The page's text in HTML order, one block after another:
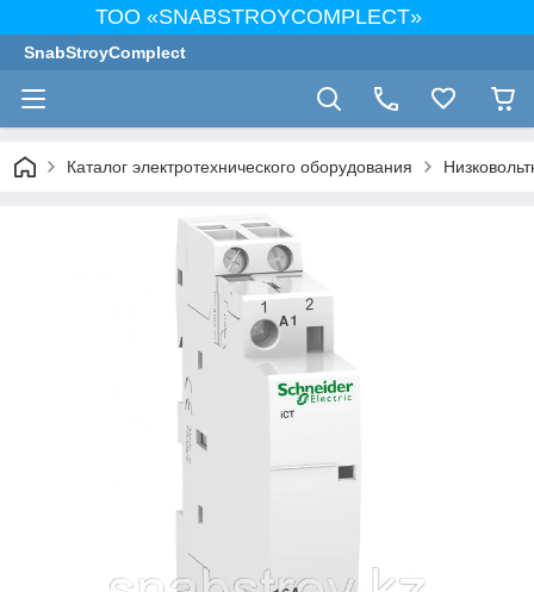
ТОО «SNABSTROYCOMPLECT»
SnabStroyComplect
Каталог электротехнического оборудования